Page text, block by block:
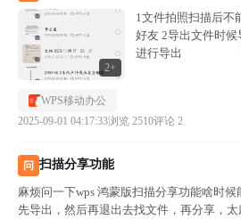
2+
1文件拍照扫描后不
好友 2导出文件时
进行导出
WPS移动办公
2025-09-01 04:17:33浏览 2510评论 2
问 扫描分享功能
麻烦问一下wps 鸿蒙版扫描分享功能啥时
先导出，然后再退出去找文件，再分享，太